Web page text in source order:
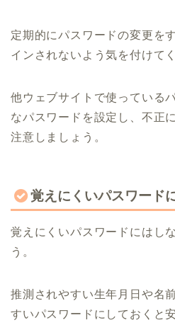
定期的にパスワードの変更を
インされないよう気を付けて
他ウェブサイトで使っている
なパスワードを設定し、不正
注意しましょう。
覚えにくいパスワード
覚えにくいパスワードにはし
う。
推測されやすい生年月日や名
すいパスワードにしておくと